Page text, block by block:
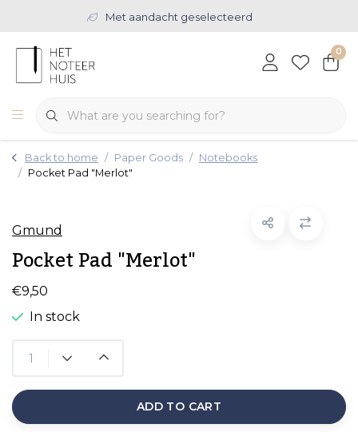
Met aandacht geselecteerd
0
Back to home Paper Goods
Notebooks
Pocket Pad "Merlot"
Gmund
Pocket Pad "Merlot"
€9,50
In stock
ADD TO CART